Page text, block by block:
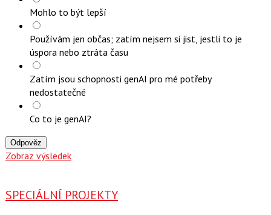
Mohlo to být lepší
Používám jen občas; zatím nejsem si jist, jestli to je
úspora nebo ztráta času
Zatím jsou schopnosti genAI pro mé potřeby
nedostatečné
Co to je genAI?
Odpověz
Zobraz výsledek
SPECIÁLNÍ PROJEKTY